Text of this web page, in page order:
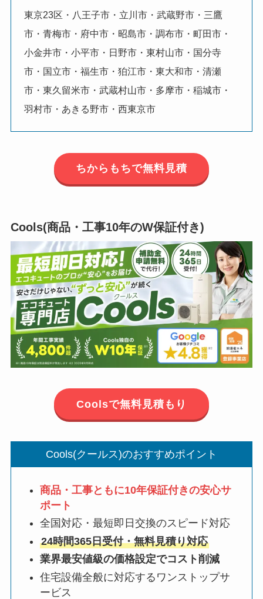
東京23区・八王子市・立川市・武蔵野市・三鷹
市・青梅市・府中市・昭島市・調布市・町田市・
小金井市・小平市・日野市・東村山市・国分寺
市・国立市・福生市・狛江市・東大和市・清瀬
市・東久留米市・武蔵村山市・多摩市・稲城市・
羽村市・あきる野市・西東京市
ちからもちで無料見積
Cools(商品・工事10年のW保証付き)
Coolsで無料見積もり
Cools(クールス)のおすすめポイント
商品・工事ともに10年保証付きの安心サ
ポート
全国対応・最短即日交換のスピード対応
24時間365日受付・無料見積り対応
業界最安値級の価格設定でコスト削減
住宅設備全般に対応するワンストップサ
ービス